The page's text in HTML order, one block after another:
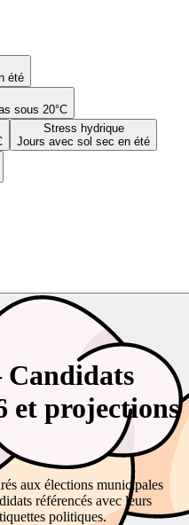
été
sous 20°C
Stress hydrique
Jours avec sol sec en été
et projections
aux élections municipales
référencés avec leurs
politiques.